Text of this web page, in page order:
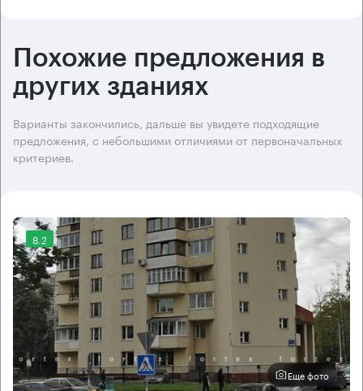
Похожие предложения в
других зданиях
Варианты закончились, дальше вы увидете подходящие
предложения, с небольшими отличиями от первоначальных
критериев.
8.2
Еще фото